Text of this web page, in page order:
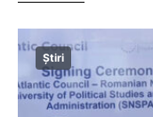
Știri